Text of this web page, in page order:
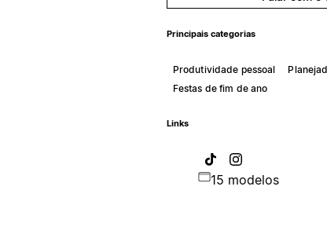
Principais categorias
Produtividade pessoal
Festas de fim de ano
Links
15 modelos